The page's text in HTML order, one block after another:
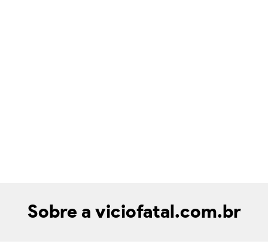
Sobre a viciofatal.com.br